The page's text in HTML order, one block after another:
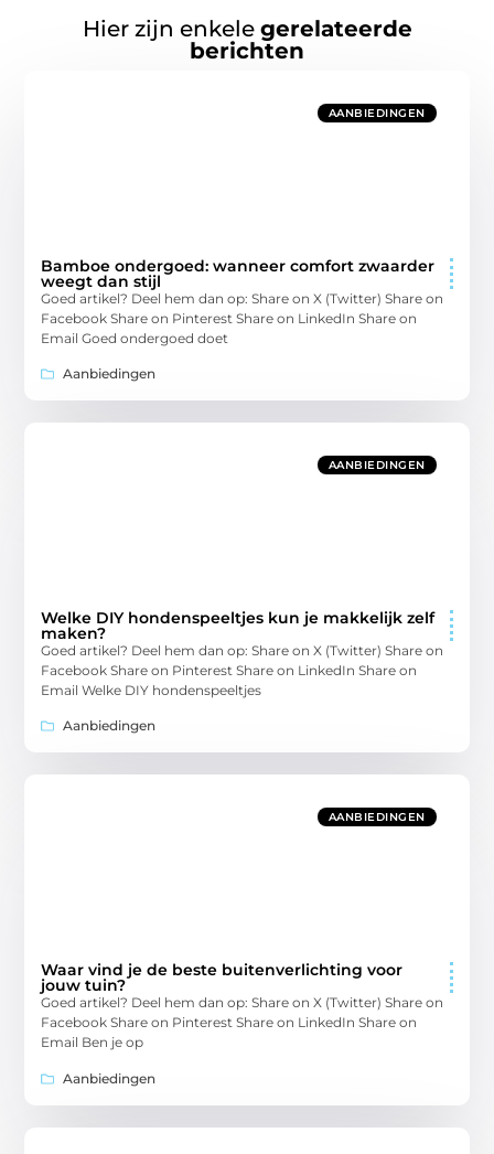
Hier zijn enkele gerelateerde
berichten
AANBIEDINGEN
Bamboe ondergoed: wanneer comfort zwaarder
weegt dan stijl
Goed artikel? Deel hem dan op: Share on X (Twitter) Share on
Facebook Share on Pinterest Share on LinkedIn Share on
Email Goed ondergoed doet
Aanbiedingen
AANBIEDINGEN
Welke DIY hondenspeeltjes kun je makkelijk zelf
maken?
Goed artikel? Deel hem dan op: Share on X (Twitter) Share on
Facebook Share on Pinterest Share on LinkedIn Share on
Email Welke DIY hondenspeeltjes
Aanbiedingen
AANBIEDINGEN
Waar vind je de beste buitenverlichting voor
jouw tuin?
Goed artikel? Deel hem dan op: Share on X (Twitter) Share on
Facebook Share on Pinterest Share on LinkedIn Share on
Email Ben je op
Aanbiedingen